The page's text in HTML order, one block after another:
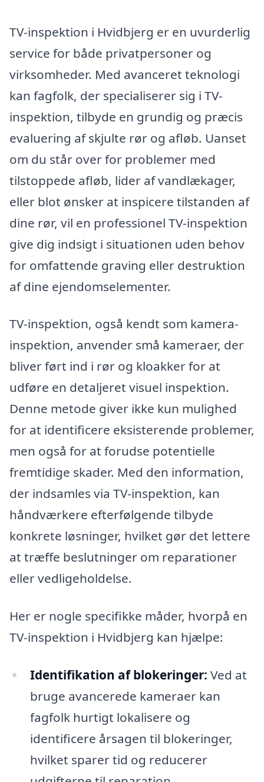
TV-inspektion i Hvidbjerg er en uvurderlig
service for både privatpersoner og
virksomheder. Med avanceret teknologi
kan fagfolk, der specialiserer sig i TV-
inspektion, tilbyde en grundig og præcis
evaluering af skjulte rør og afløb. Uanset
om du står over for problemer med
tilstoppede afløb, lider af vandlækager,
eller blot ønsker at inspicere tilstanden af
dine rør, vil en professionel TV-inspektion
give dig indsigt i situationen uden behov
for omfattende graving eller destruktion
af dine ejendomselementer.
TV-inspektion, også kendt som kamera-
inspektion, anvender små kameraer, der
bliver ført ind i rør og kloakker for at
udføre en detaljeret visuel inspektion.
Denne metode giver ikke kun mulighed
for at identificere eksisterende problemer,
men også for at forudse potentielle
fremtidige skader. Med den information,
der indsamles via TV-inspektion, kan
håndværkere efterfølgende tilbyde
konkrete løsninger, hvilket gør det lettere
at træffe beslutninger om reparationer
eller vedligeholdelse.
Her er nogle specifikke måder, hvorpå en
TV-inspektion i Hvidbjerg kan hjælpe:
Identifikation af blokeringer: Ved at
bruge avancerede kameraer kan
fagfolk hurtigt lokalisere og
identificere årsagen til blokeringer,
hvilket sparer tid og reducerer